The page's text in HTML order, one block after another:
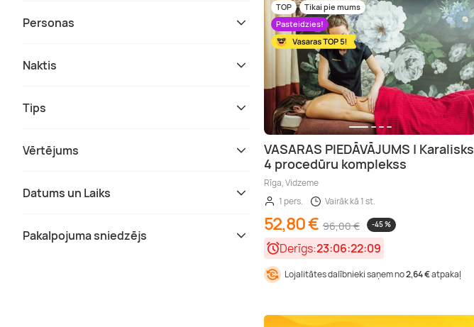
Personas
Naktis
Tips
Vērtējums
Datums un Laiks
Pakalpojuma sniedzējs
TOP
Tikai pie mums
Pasteidzies!
VASARAS PIEDĀVĀJUMS | Karalisks
4 procedūru komplekss
Rīga, Vidzeme
1 pers.
Vairāk kā 1 st.
52,80 € 96,00 € -45 %
Derīgs:23:06:22:08
Lojalitātes dalībnieki saņem no2,64 €atpakaļ